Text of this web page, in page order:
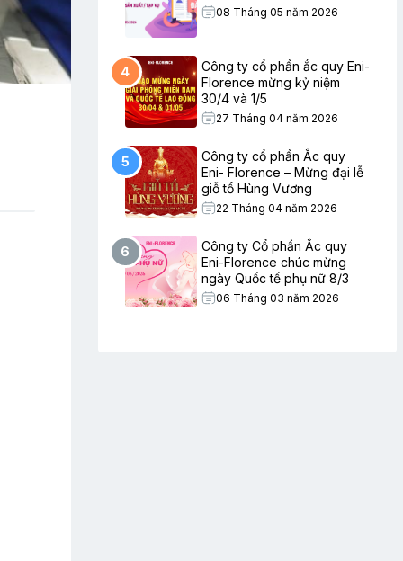
08 Tháng 05 năm 2026
4
Công ty cổ phần ắc quy Eni-
Florence mừng kỷ niệm
30/4 và 1/5
27 Tháng 04 năm 2026
5
Công ty cổ phần Ắc quy
Eni- Florence – Mừng đại lễ
giỗ tổ Hùng Vương
22 Tháng 04 năm 2026
6
Công ty Cổ phần Ắc quy
Eni-Florence chúc mừng
ngày Quốc tế phụ nữ 8/3
06 Tháng 03 năm 2026